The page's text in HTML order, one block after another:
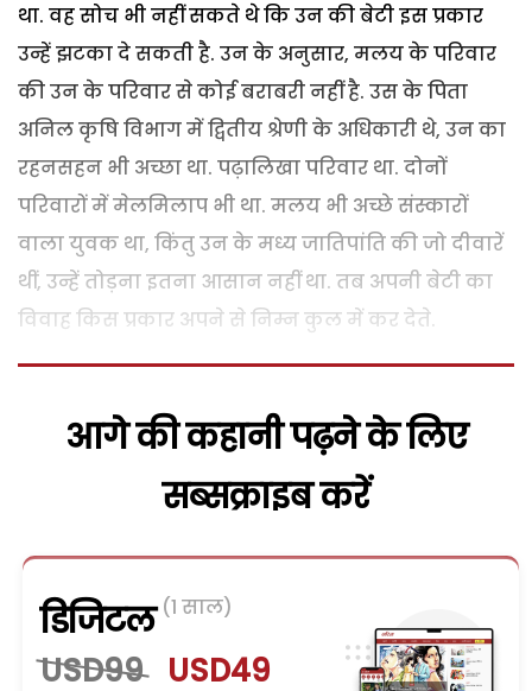
था. वह सोच भी नहीं सकते थे कि उन की बेटी इस प्रकार
उन्हें झटका दे सकती है. उन के अनुसार, मलय के परिवार
की उन के परिवार से कोई बराबरी नहीं है. उस के पिता
अनिल कृषि विभाग में द्वितीय श्रेणी के अधिकारी थे, उन का
रहनसहन भी अच्छा था. पढ़ालिखा परिवार था. दोनों
परिवारों में मेलमिलाप भी था. मलय भी अच्छे संस्कारों
वाला युवक था, किंतु उन के मध्य जातिपांति की जो दीवारें
थीं, उन्हें तोड़ना इतना आसान नहीं था. तब अपनी बेटी का
विवाह किस प्रकार अपने से निम्न कुल में कर देते.
आगे की कहानी पढ़ने के लिए
सब्सक्राइब करें
डिजिटल (1 साल)
USD99 USD49